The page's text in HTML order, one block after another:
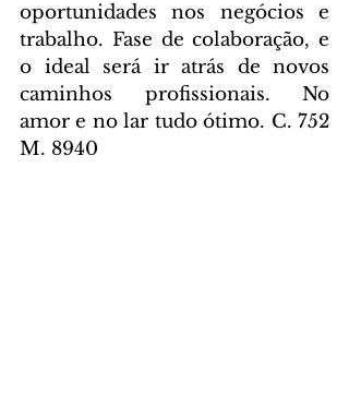
oportunidades nos negócios e
trabalho. Fase de colaboração, e
o ideal será ir atrás de novos
caminhos profissionais. No
amor e no lar tudo ótimo. C. 752
M. 8940